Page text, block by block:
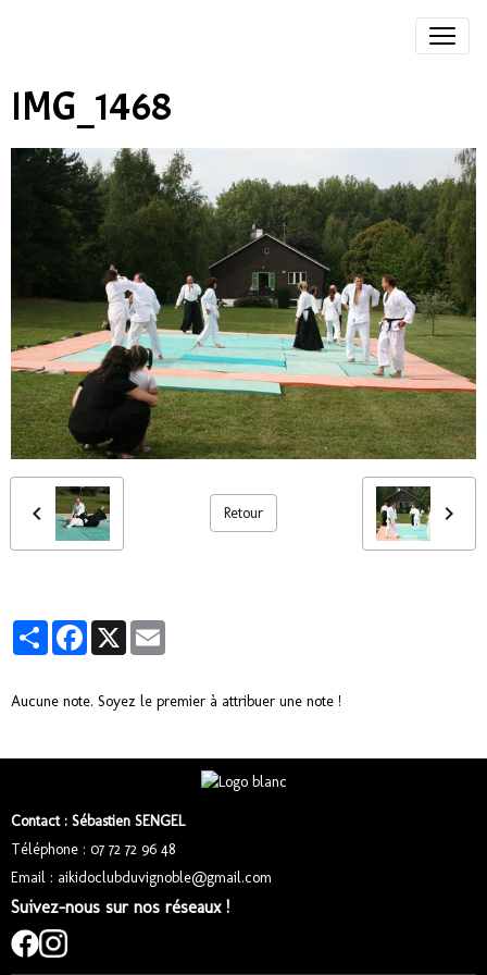
IMG_1468
Retour
PartagerFacebook
X
Aucune note. Soyez le premier à attribuer une note !
Contact : Sébastien SENGEL
Téléphone : 07 72 72 96 48
Email : aikidoclubduvignoble@gmail.com
Suivez-nous sur nos réseaux !